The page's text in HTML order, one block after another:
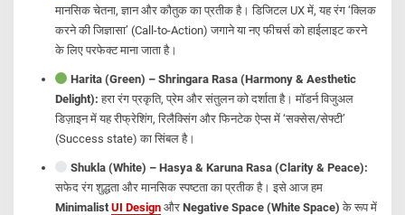
मानसिक चेतना, ज्ञान और कौतुक का प्रतीक है। डिजिटल UX में, यह रंग ‘क्लिक
करने की जिज्ञासा’ (Call-to-Action) जगाने या नए फीचर्स को हाईलाइट करने
के लिए परफेक्ट माना जाता है।
Harita (Green) – Shringara Rasa (Harmony & Aesthetic
Delight): हरा रंग प्रकृति, प्रेम और संतुलन को दर्शाता है। मॉडर्न विजुअल
डिज़ाइन में यह रीफ्रेशिंग, रिलैक्सिंग और फिनटेक ऐप्स में ‘सक्सेस/सेफ्टी’
(Success state) का सिंबल है।
Shukla (White) – Hasya & Karuna Rasa (Clarity & Peace):
सफेद रंग शुद्धता और मानसिक स्पष्टता का प्रतीक है। इसे आज हम
Minimalist UI Designऔर Negative Space (White Space) के रूप में